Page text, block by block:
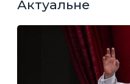
Актуальне